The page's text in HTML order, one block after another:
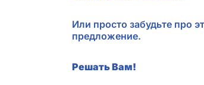
Или просто забудьте про
предложение.
Решать Вам!